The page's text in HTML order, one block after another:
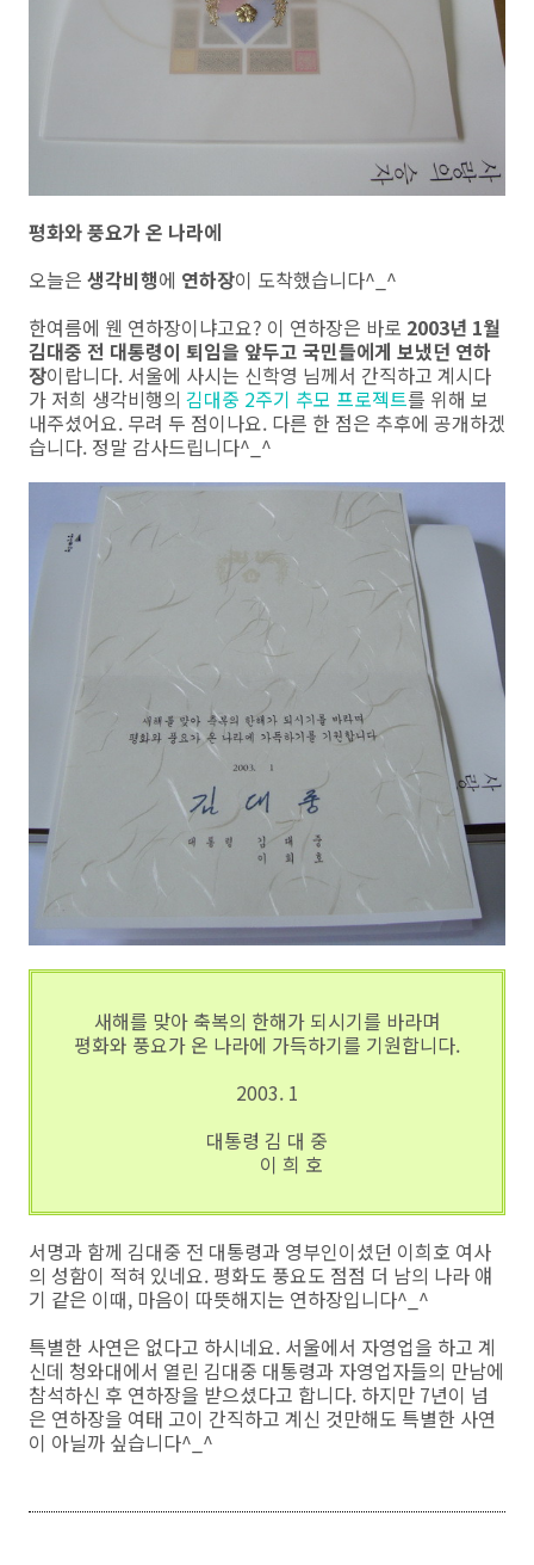
평화와 풍요가 온 나라에
오늘은 생각비행에 연하장이 도착했습니다^_^
한여름에 웬 연하장이냐고요? 이 연하장은 바로 2003년 1월
김대중 전 대통령이 퇴임을 앞두고 국민들에게 보냈던 연하
장이랍니다. 서울에 사시는 신학영 님께서 간직하고 계시다
가 저희 생각비행의 김대중 2주기 추모 프로젝트를 위해 보
내주셨어요. 무려 두 점이나요. 다른 한 점은 추후에 공개하겠
습니다. 정말 감사드립니다^_^
새해를 맞아 축복의 한해가 되시기를 바라며
평화와 풍요가 온 나라에 가득하기를 기원합니다.
2003. 1
대통령 김 대 중
이 희 호
서명과 함께 김대중 전 대통령과 영부인이셨던 이희호 여사
의 성함이 적혀 있네요. 평화도 풍요도 점점 더 남의 나라 얘
기 같은 이때, 마음이 따뜻해지는 연하장입니다^_^
특별한 사연은 없다고 하시네요. 서울에서 자영업을 하고 계
신데 청와대에서 열린 김대중 대통령과 자영업자들의 만남에
참석하신 후 연하장을 받으셨다고 합니다. 하지만 7년이 넘
은 연하장을 여태 고이 간직하고 계신 것만해도 특별한 사연
이 아닐까 싶습니다^_^